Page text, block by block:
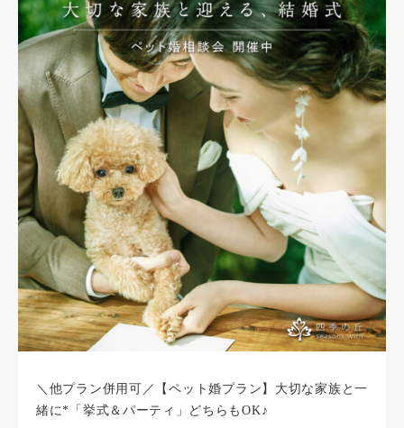
＼他プラン併用可／【ペット婚プラン】大切な家族と一
緒に*「挙式＆パーティ」どちらもOK♪